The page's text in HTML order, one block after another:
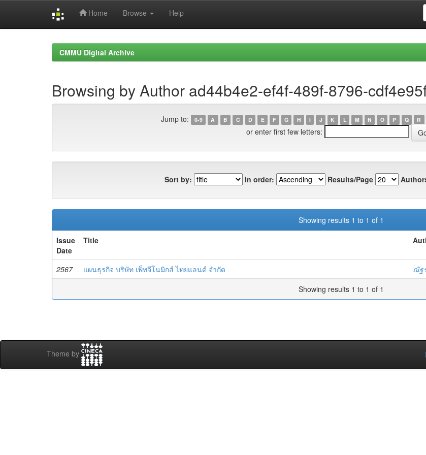
Home Browse Help
CMMU Digital Archive
Browsing by Author ad44b4e2-ef4f-489f-8796-
Jump to: 0-9 A B C D E F G H I J K L M N O P Q R
or enter first few letters:
Sort by: In order: Results/Page
Showing results 1 to 1 of 1
Issue
Date
Title
2567 แผนธุรกิจ บริษัท เพ็ทจีโนมิกส์ ไทยแลนด์ จำกัด
ณัฐ
Showing results 1 to 1 of 1
Theme by